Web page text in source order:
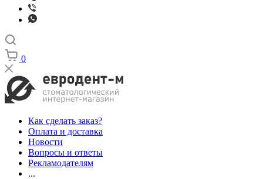
0
Как сделать заказ?
Оплата и доставка
Новости
Вопросы и ответы
Рекламодателям
...